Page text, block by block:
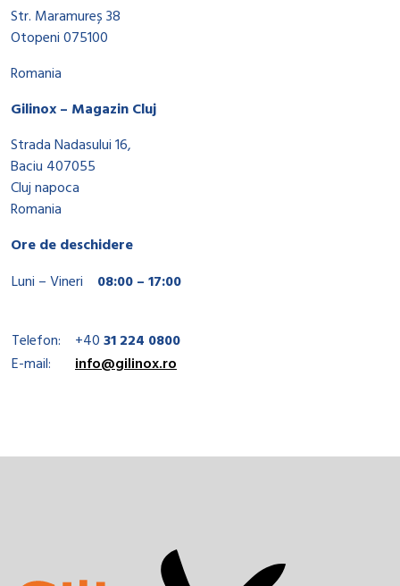
Str. Maramureș 38
Otopeni 075100
Romania
Gilinox – Magazin Cluj
Strada Nadasului 16,
Baciu 407055
Cluj napoca
Romania
Ore de deschidere
Luni – Vineri
08:00 – 17:00
Telefon: +4031 224 0800
E-mail:
info@gilinox.ro